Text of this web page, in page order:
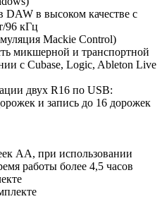
DAW в высоком качестве с
96 кГц
Mackie Control)
микшерной и транспортной
с Cubase, Logic, Ableton Live
двух R16 по USB:
и запись до 16 дорожек
АА, при использовании
работы более 4,5 часов